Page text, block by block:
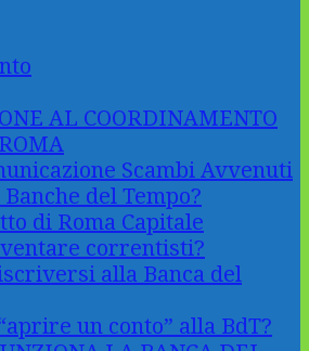
AL COORDINAMENTO
Scambi Avvenuti
Banche del Tempo?
di Roma Capitale
correntisti?
alla Banca del
un conto” alla BdT?